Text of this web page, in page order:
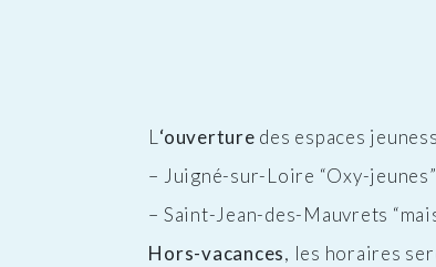
L‘ouverture des espaces
– Juigné-sur-Loire “Oxy-
– Saint-Jean-des-Mauvrets
Hors-vacances, les horaires